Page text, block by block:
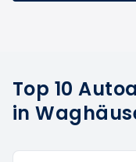
Top 10
in